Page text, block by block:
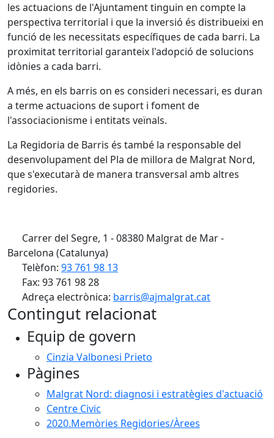
les actuacions de l'Ajuntament tinguin en compte la
perspectiva territorial i que la inversió és distribueixi en
funció de les necessitats específiques de cada barri. La
proximitat territorial garanteix l'adopció de solucions
idònies a cada barri.
A més, en els barris on es consideri necessari, es duran
a terme actuacions de suport i foment de
l'associacionisme i entitats veïnals.
La Regidoria de Barris és també la responsable del
desenvolupament del Pla de millora de Malgrat Nord,
que s'executarà de manera transversal amb altres
regidories.
Carrer del Segre, 1 - 08380 Malgrat de Mar -
Barcelona (Catalunya)
Telèfon: 93 761 98 13
Fax: 93 761 98 28
Adreça electrònica: barris@ajmalgrat.cat
Contingut relacionat
Equip de govern
Cinzia Valbonesi Prieto
Pàgines
Malgrat Nord: diagnosi i estratègies d'actuació
Centre Civic
2020.Memòries Regidories/Àrees